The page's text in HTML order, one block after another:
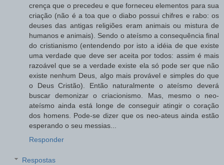
crença que o precedeu e que forneceu elementos para sua
criação (não é a toa que o diabo possui chifres e rabo: os
deuses das antigas religiões eram animais ou mistura de
humanos e animais). Sendo o ateísmo a consequência final
do cristianismo (entendendo por isto a idéia de que existe
uma verdade que deve ser aceita por todos: assim é mais
razoável que se a verdade existe ela só pode ser que não
existe nenhum Deus, algo mais provável e simples do que
o Deus Cristão). Então naturalmente o ateísmo deverá
buscar demonizar o criacionismo. Mas, mesmo o neo-
ateísmo ainda está longe de conseguir atingir o coração
dos homens. Pode-se dizer que os neo-ateus ainda estão
esperando o seu messias...
Responder
Respostas